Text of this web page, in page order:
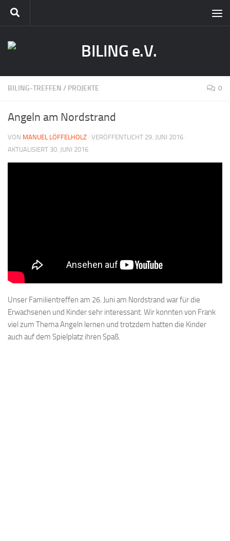
BILING-TREFFEN / PROJEKTE 0
Angeln am Nordstrand
VON MANUEL LÖFFELHOLZ · VERÖFFENTLICHT 29. JUNI 2016 ·
AKTUALISIERT 30. JUNI 2016
Unser Familientreffen am 26. Juni am Nordstrand war für die
Erwachsenen und Kinder sehr interessant. Wir konnten von Frank
viel zum Thema Angeln lernen und trotzdem hatten die Kinder
auch auf dem Spielplatz ihren Spaß.